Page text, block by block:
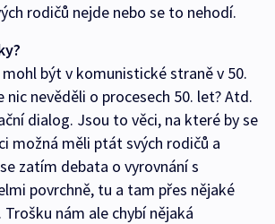
rodičů nejde nebo se to nehodí.
být v komunistické straně v 50.
nic nevěděli o procesech 50. let? Atd.
dialog. Jsou to věci, na které by se
možná měli ptát svých rodičů a
zatím debata o vyrovnání s
povrchně, tu a tam přes nějaké
nám ale chybí nějaká